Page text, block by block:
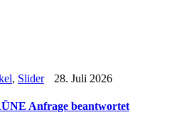
, Slider 28. Juli 2026
Anfrage beantwortet